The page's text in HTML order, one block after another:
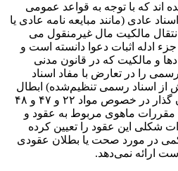
اند که با توجه به قواعد عمومی
عادی (مانند مبایعه نامه عادی یا
مالکیت مال غیرمنقول می
ادله اثبات دعوا دانسته است و
و مالکیت که در قانون مدنی
را در تعارض با مفاد اسناد
از اسناد رسمی تنظیم‌شده) ابطال
کرد. به نظر این قضات، قانون گذار در خصوص مواد ۲۲ و ۴۷ و ۴۸
مقررات ماهوی مربوط به عقود و
شکلی این عقود را تعیین کرده
در مورد صحت یا بطلان عقودی
ارائه نمی‌دهد.